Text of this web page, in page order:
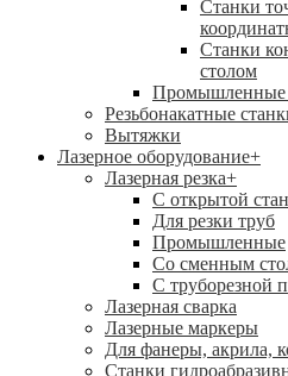
Станки
Станки
столом
Промышленные
Резьбонакатные
Вытяжки
Лазерное оборудование+
Лазерная резка+
С открытой
Для резки труб
Промышленные
Со сменным
С труборезной
Лазерная сварка
Лазерные маркеры
Для фанеры, акрила,
Станки